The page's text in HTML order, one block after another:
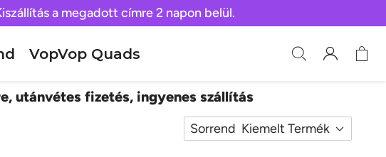
a megadott címre 2 napon belül.
VopVop Quads
utánvétes fizetés, ingyenes szállítás
Sorrend Kiemelt Termék